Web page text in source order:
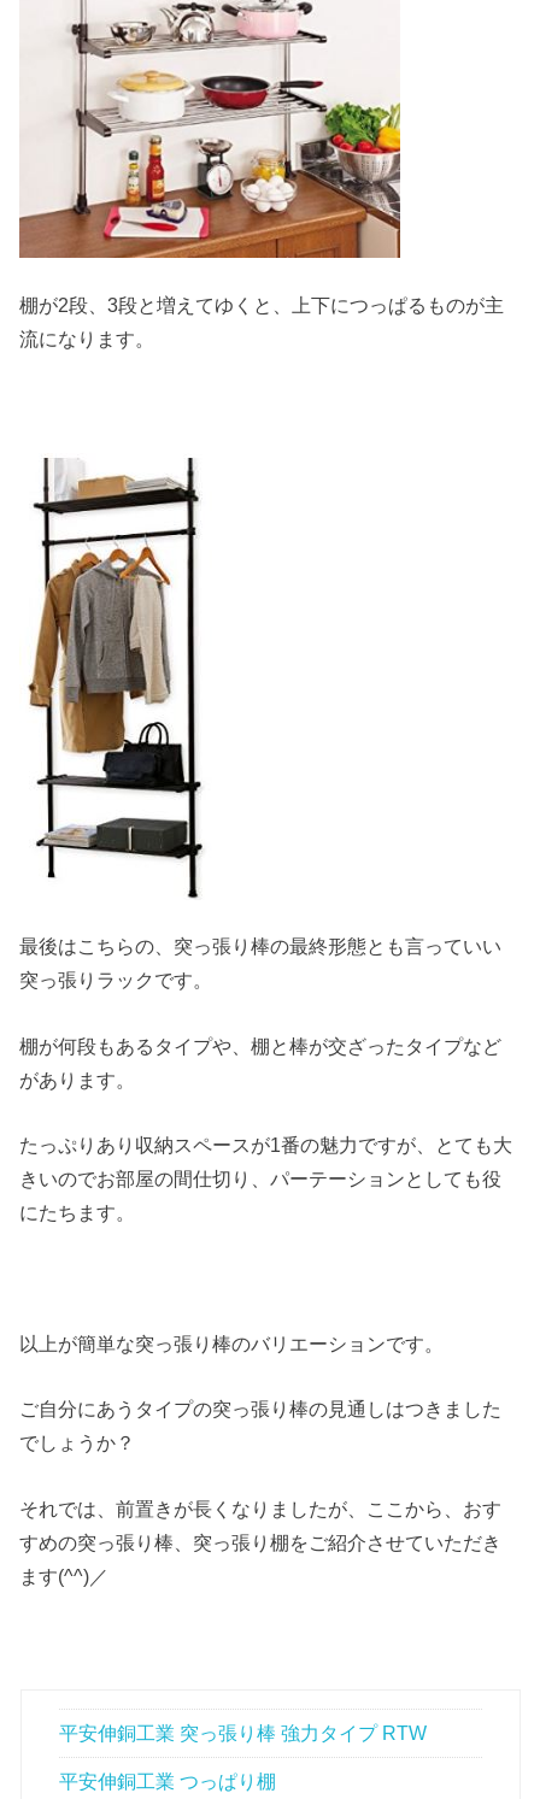
棚が2段、3段と増えてゆくと、上下につっぱるものが主
流になります。
最後はこちらの、突っ張り棒の最終形態とも言っていい
突っ張りラックです。
棚が何段もあるタイプや、棚と棒が交ざったタイプなど
があります。
たっぷりあり収納スペースが1番の魅力ですが、とても大
きいのでお部屋の間仕切り、パーテーションとしても役
にたちます。
以上が簡単な突っ張り棒のバリエーションです。
ご自分にあうタイプの突っ張り棒の見通しはつきました
でしょうか？
それでは、前置きが長くなりましたが、ここから、おす
すめの突っ張り棒、突っ張り棚をご紹介させていただき
ます(^^)／
平安伸銅工業 突っ張り棒 強力タイプ RTW
平安伸銅工業 つっぱり棚